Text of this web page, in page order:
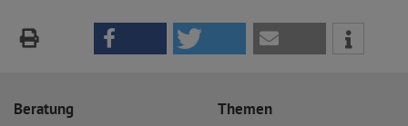
Beratung
Themen